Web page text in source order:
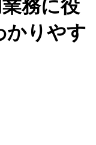
務に役
かりやす